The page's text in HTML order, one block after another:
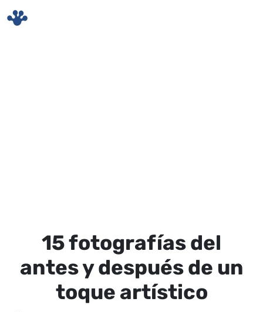
15 fotografías del
antes y después de un
toque artístico